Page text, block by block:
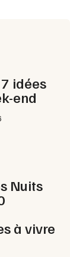
idées
end
Nuits
à vivre